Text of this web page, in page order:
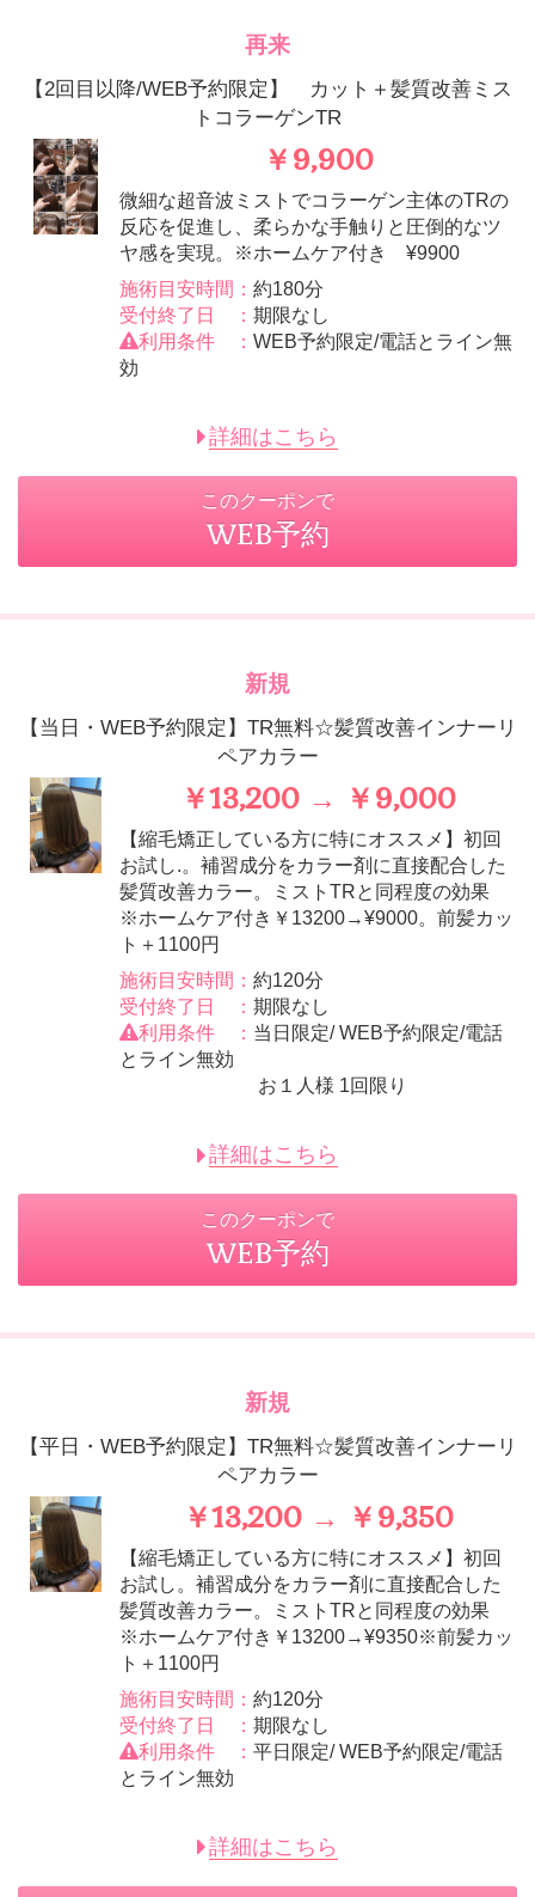
再来
【2回目以降/WEB予約限定】 カット＋髪質改善ミス
トコラーゲンTR
￥9,900
微細な超音波ミストでコラーゲン主体のTRの
反応を促進し、柔らかな手触りと圧倒的なツ
ヤ感を実現。※ホームケア付き ¥9900
施術目安時間： 約180分
受付終了日 ： 期限なし
利用条件 ： WEB予約限定/電話とライン無
効
詳細はこちら
このクーポンで
WEB予約
新規
【当日・WEB予約限定】TR無料☆髪質改善インナーリ
ペアカラー
￥13,200 → ￥9,000
【縮毛矯正している方に特にオススメ】初回
お試し.。補習成分をカラー剤に直接配合した
髪質改善カラー。ミストTRと同程度の効果
※ホームケア付き￥13200→¥9000。前髪カッ
ト＋1100円
施術目安時間： 約120分
受付終了日 ： 期限なし
利用条件 ： 当日限定/ WEB予約限定/電話
とライン無効
お１人様 1回限り
詳細はこちら
このクーポンで
WEB予約
新規
【平日・WEB予約限定】TR無料☆髪質改善インナーリ
ペアカラー
￥13,200 → ￥9,350
【縮毛矯正している方に特にオススメ】初回
お試し。補習成分をカラー剤に直接配合した
髪質改善カラー。ミストTRと同程度の効果
※ホームケア付き￥13200→¥9350※前髪カッ
ト＋1100円
施術目安時間： 約120分
受付終了日 ： 期限なし
利用条件 ： 平日限定/ WEB予約限定/電話
とライン無効
詳細はこちら